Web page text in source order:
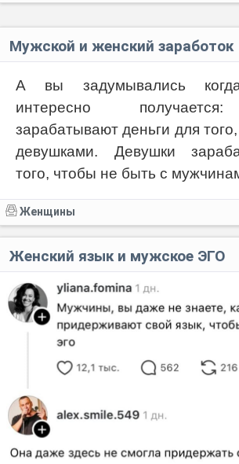
Мужской и женский заработок
А вы задумывались
интересно
зарабатывают деньги для
девушками. Девушки
того, чтобы не быть с
Женщины
Женский язык и мужское ЭГО